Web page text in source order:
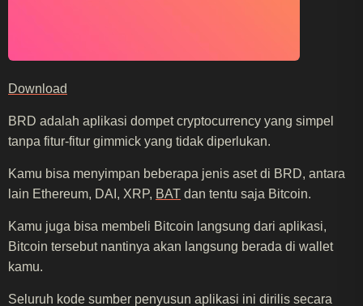
Download
BRD adalah aplikasi dompet cryptocurrency yang simpel
tanpa fitur-fitur gimmick yang tidak diperlukan.
Kamu bisa menyimpan beberapa jenis aset di BRD, antara
lain Ethereum, DAI, XRP, BAT dan tentu saja Bitcoin.
Kamu juga bisa membeli Bitcoin langsung dari aplikasi,
Bitcoin tersebut nantinya akan langsung berada di wallet
kamu.
Seluruh kode sumber penyusun aplikasi ini dirilis secara